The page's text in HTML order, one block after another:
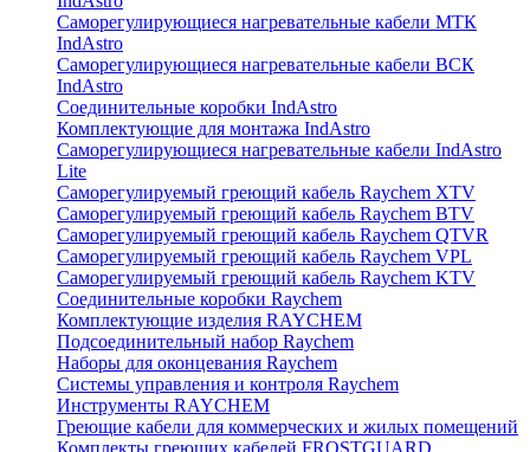
Саморегулирующиеся нагревательные кабели МТК
IndAstro
Саморегулирующиеся нагревательные кабели ВСК
IndAstro
Соединительные коробки IndAstro
Комплектующие для монтажа IndAstro
Саморегулирующиеся нагревательные кабели IndAstro
Lite
Саморегулируемый греющий кабель Raychem XTV
Саморегулируемый греющий кабель Raychem BTV
Саморегулируемый греющий кабель Raychem QTVR
Саморегулируемый греющий кабель Raychem VPL
Саморегулируемый греющий кабель Raychem KTV
Соединительные коробки Raychem
Комплектующие изделия RAYCHEM
Подсоединительный набор Raychem
Наборы для оконцевания Raychem
Системы управления и контроля Raychem
Инструменты RAYCHEM
Греющие кабели для коммерческих и жилых помещений
Комплекты греющих кабелей FROSTGUARD